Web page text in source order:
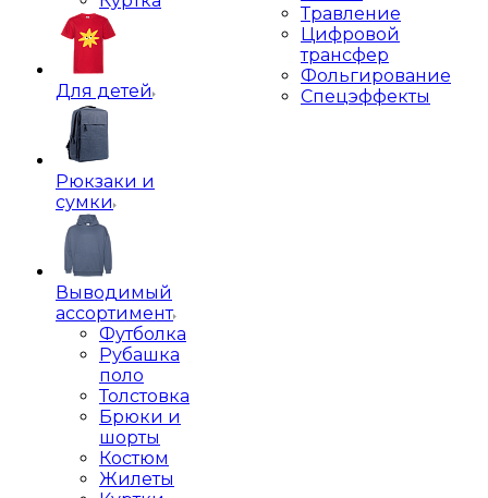
Для детей
Рюкзаки и
сумки
Выводимый
ассортимент
Футболка
Рубашка
поло
Толстовка
Брюки и
шорты
Костюм
Жилеты
Травление
Цифровой
трансфер
Фольгирование
Спецэффекты